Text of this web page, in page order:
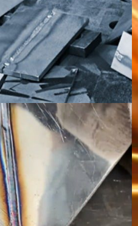
て
遅
厚手の
素材に
最適で
す
厚手の素
材に適し
ています
で
熟
た
表面が
粗く、
仕上げ
が必要
な場合
清潔です
が、設定
によって
は仕上げ
が必要な
場合があ
ります。
ラ
ッ
ー充填
工程によ
っては充